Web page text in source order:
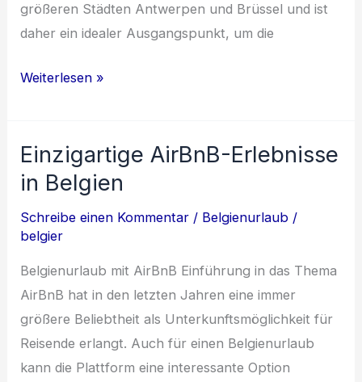
größeren Städten Antwerpen und Brüssel und ist
daher ein idealer Ausgangspunkt, um die
Entdecke
von
Mechelen:
Geschichte,
Architektur
und
lokale
Spezialitäten
Weiterlesen »
Einzigartige AirBnB-Erlebnisse
in Belgien
Schreibe einen Kommentar / Belgienurlaub /
belgier
Belgienurlaub mit AirBnB Einführung in das Thema
AirBnB hat in den letzten Jahren eine immer
größere Beliebtheit als Unterkunftsmöglichkeit für
Reisende erlangt. Auch für einen Belgienurlaub
kann die Plattform eine interessante Option